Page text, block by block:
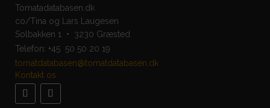
Tomatadatabasen.dk
co/Tina og Lars Laugesen
Solbakken 1 • 3230 Græsted
Telefon: +45 50 50 20 19
tomatdatabasen@tomatdatabasen.dk
Kontakt os